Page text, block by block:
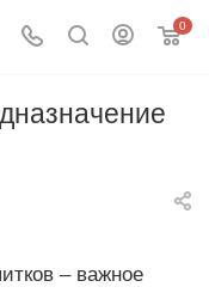
0
– важное